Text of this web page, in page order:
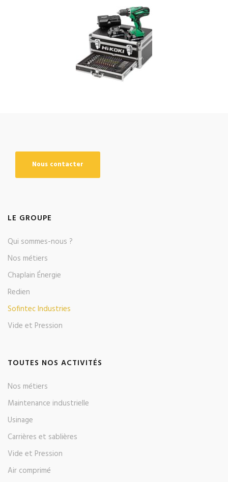
Nous contacter
LE GROUPE
Qui sommes-nous ?
Nos métiers
Chaplain Énergie
Redien
Sofintec Industries
Vide et Pression
TOUTES NOS ACTIVITÉS
Nos métiers
Maintenance industrielle
Usinage
Carrières et sablières
Vide et Pression
Air comprimé